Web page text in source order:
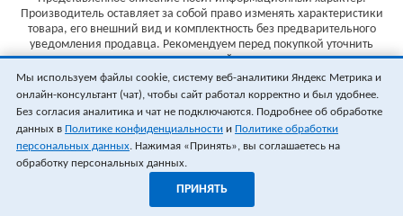
Производитель оставляет за собой право изменять характеристики
товара, его внешний вид и комплектность без предварительного
уведомления продавца. Рекомендуем перед покупкой уточнить
характеристики товара на сайте производителя.
Указанные цены не являются публичной офертой (ст.435 ГК РФ).
Стоимость и наличие товара уточняйте у менеджера.
Мы используем файлы cookie, систему веб-аналитики Яндекс Метрика и
онлайн-консультант (чат), чтобы сайт работал корректно и был удобнее.
Без согласия аналитика и чат не подключаются. Подробнее об обработке
данных в Политике конфиденциальности и Политике обработки
персональных данных. Нажимая «Принять», вы соглашаетесь на
обработку персональных данных.
ПРИНЯТЬ